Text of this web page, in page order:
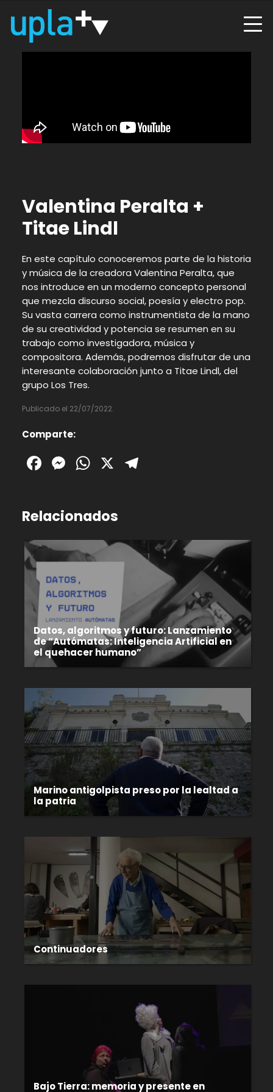
Valentina Peralta +
Titae Lindl
En este capítulo conoceremos parte de la historia
y música de la creadora Valentina Peralta, que
nos introduce en un moderno concepto personal
que mezcla discurso social, poesía y electro pop.
Su vasta carrera como instrumentista de la mano
de su creatividad y potencia se resumen en su
trabajo como investigadora, música y
compositora. Además, podremos disfrutar de una
interesante colaboración junto a Titae Lindl, del
grupo Los Tres.
Publicado el 22/07/2022.
Comparte:
Facebook
Messenger
WhatsApp
X
Relacionados
Datos, algoritmos y futuro: Lanzamiento
de “Autómatas: Inteligencia Artificial en
el quehacer humano”
Marino antigolpista preso por la lealtad a
la patria
Continuadores
Bajo Tierra: memoria y presente en